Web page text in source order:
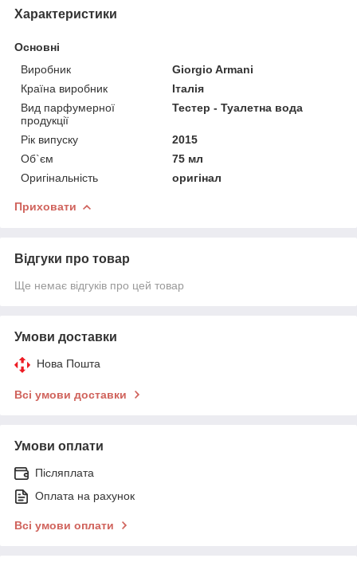
Характеристики
Основні
Виробник
Giorgio Armani
Країна виробник
Італія
Вид парфумерної
продукції
Тестер - Туалетна вода
Рік випуску
2015
Об`єм
75 мл
Оригінальність
оригінал
Приховати
Відгуки про товар
Ще немає відгуків про цей товар
Умови доставки
Нова Пошта
Всі умови доставки
Умови оплати
Післяплата
Оплата на рахунок
Всі умови оплати